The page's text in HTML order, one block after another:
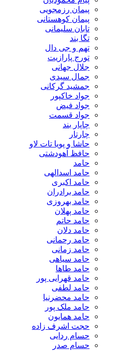
پیمان رزمجویی
پیمان کوهستانی
تابان سلیمانی
تهم و جی دال
تورج پارازیت
جلال جهانی
جمال سیدی
جمشید گرکانی
جواد خاکپور
جواد فیض
جواد قسمت
چاپار بند
حاشا و پویا تات لاو
حافظ آهودشتی
حامد اسدالهی
حامد اکبری
حامد برادران
حامد بهروزی
حامد پهلان
حامد حاتم
حامد دلان
حامد رحمانی
حامد زمانی
حامد سیاهی
حامد طاها
حامد قهرایی پور
حامد لطفی
حامد محضرنیا
حامد ملک پور
حامد همایون
حجت اشرف زاده
حسام ردایی
حسام صدر